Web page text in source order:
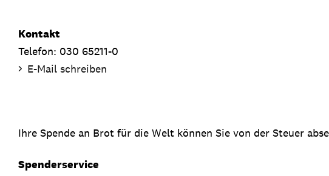
Kontakt
Telefon: 030 65211-0
E-Mail schreiben
Ihre Spende an Brot für die Welt können Sie von der Steuer
Spenderservice